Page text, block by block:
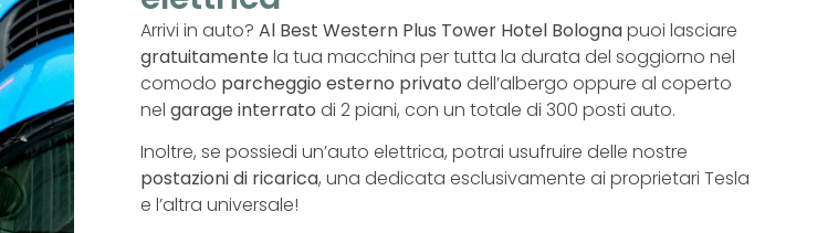
Arrivi in auto? Al Best Western Plus Tower Hotel Bolognapuoi lasciare
gratuitamente la tua macchina per tutta la durata del soggiorno nel
comodo parcheggio esterno privato dell’albergo oppure al coperto
nel garage interrato di 2 piani, con un totale di 300 posti auto.
Inoltre, se possiedi un’auto elettrica, potrai usufruire delle nostre
postazioni di ricarica, una dedicata esclusivamente ai proprietari Tesla
e l’altra universale!